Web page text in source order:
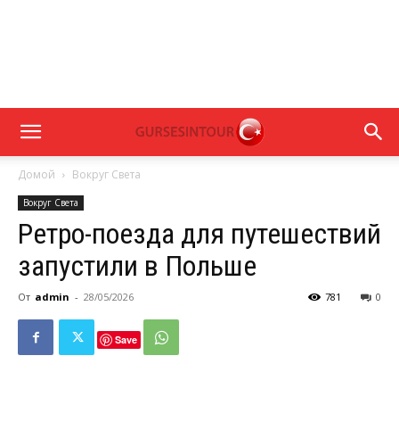
Домой Вокруг Света
Вокруг Света
Ретро-поезда для путешествий
запустили в Польше
От admin - 28/05/2026 0
781
Save